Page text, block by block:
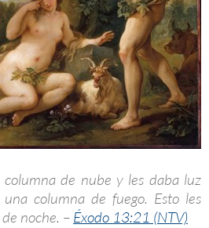
de nube y les daba luz
columna de fuego. Esto les
noche. – Éxodo 13:21 (NTV)